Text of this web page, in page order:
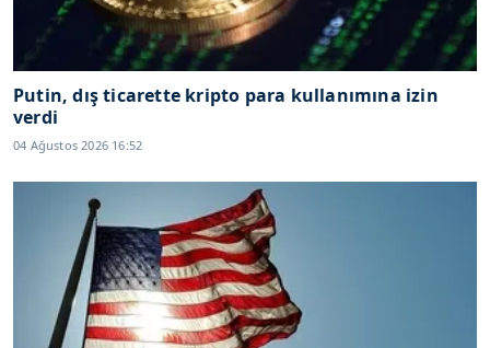
Putin, dış ticarette kripto para kullanımına izin
verdi
04 Ağustos 2026 16:52